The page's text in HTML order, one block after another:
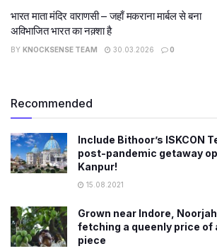
भारत माता मंदिर वाराणसी – जहाँ मकराना मार्बल से बना
अविभाजित भारत का नक़्शा है
BY KNOCKSENSE TEAM 30.03.2026 0
Recommended
Include Bithoor’s ISKCON
post-pandemic getaway
Kanpur!
15.08.2021
Grown near Indore,
fetching a queenly price of
piece